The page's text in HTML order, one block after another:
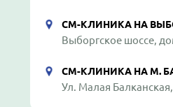
СМ-КЛИНИКА НА
Выборгское шоссе,
СМ-КЛИНИКА НА М.
Ул. Малая